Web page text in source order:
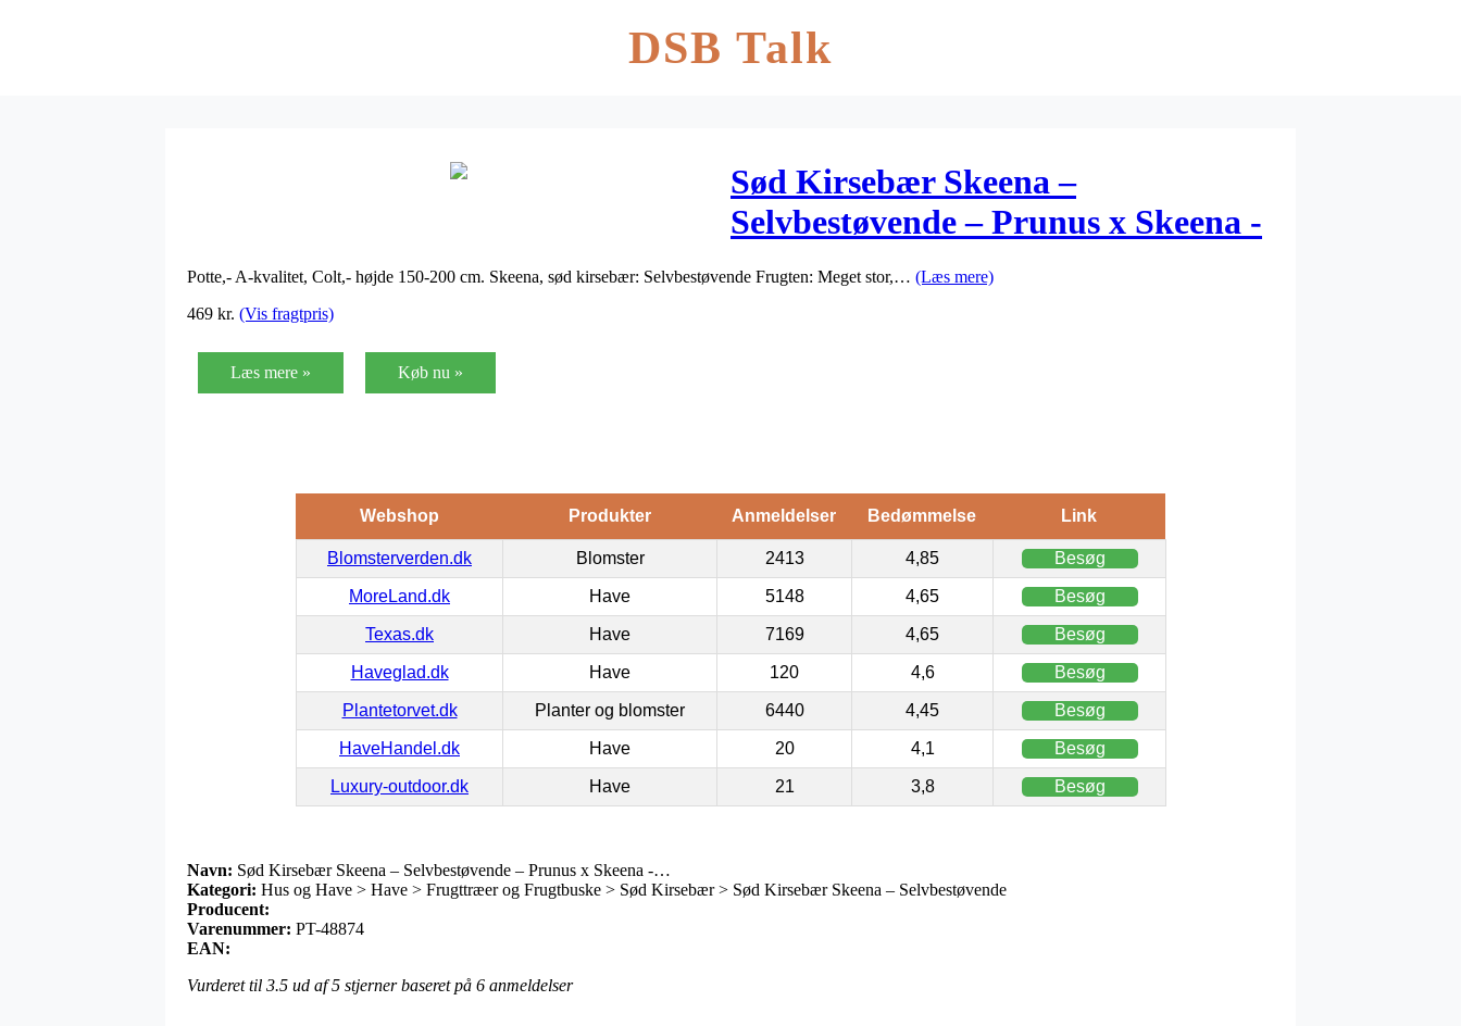
DSB Talk
Sød Kirsebær Skeena –
Selvbestøvende – Prunus x Skeena -
…
Potte,- A-kvalitet, Colt,- højde 150-200 cm. Skeena, sød kirsebær: Selvbestøvende Frugten: Meget stor,… (Læs mere)
469 kr. (Vis fragtpris)
Læs mere » Køb nu »
Webshop Produkter Anmeldelser Bedømmelse Link
Blomsterverden.dk Blomster 2413 4,85 Besøg
MoreLand.dk Have 5148 4,65 Besøg
Texas.dk Have 7169 4,65 Besøg
Haveglad.dk Have 120 4,6 Besøg
Plantetorvet.dk Planter og blomster 6440 4,45 Besøg
HaveHandel.dk Have 20 4,1 Besøg
Luxury-outdoor.dk Have 21 3,8 Besøg
Navn: Sød Kirsebær Skeena – Selvbestøvende – Prunus x Skeena -…
Kategori: Hus og Have > Have > Frugttræer og Frugtbuske > Sød Kirsebær > Sød Kirsebær Skeena – Selvbestøvende
Producent:
Varenummer: PT-48874
EAN:
Vurderet til 3.5 ud af 5 stjerner baseret på 6 anmeldelser